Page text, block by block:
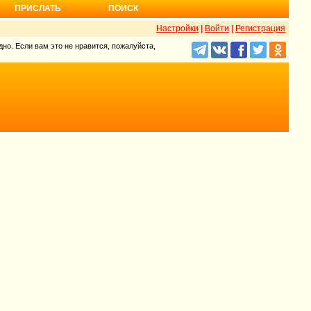
ПРИСЛАТЬ ПОИСК
Настройки Войти Регистрация
Если вам это не нравится, пожалуйста,